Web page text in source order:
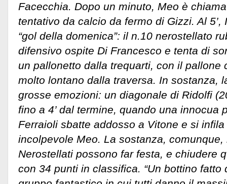
Facecchia. Dopo un minuto, Meo è
tentativo da calcio da fermo di Gizzi. Al
“gol della domenica”: il n.10 nerostellato
difensivo ospite Di Francesco e tenta di
un pallonetto dalla trequarti, con il pallone
molto lontano dalla traversa. In sostanza,
grosse emozioni: un diagonale di Ridolfi
fino a 4’ dal termine, quando una innocua
Ferraioli sbatte addosso a Vitone e si
incolpevole Meo. La sostanza, comunque,
Nerostellati possono far festa, e chiudere
con 34 punti in classifica. “Un bottino